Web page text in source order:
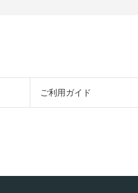
ご利用ガイド